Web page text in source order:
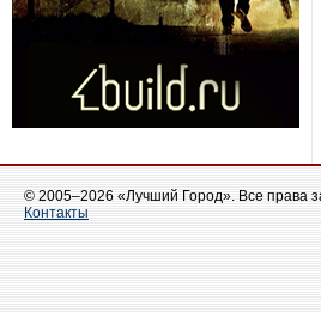
© 2005–2026 «Лучший Город». Все права
Контакты